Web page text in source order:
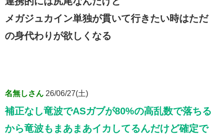
メガジュカイン単独が貫いて行きたい時はただ
の身代わりが欲しくなる
名無しさん 26/06/27(土)
補正なし竜波でASガブが80%の高乱数で落ちる
から竜波もまあまあイカしてるんだけど確定で